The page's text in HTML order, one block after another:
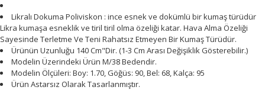
Likralı Dokuma Poliviskon : ince esnek ve dokümlü bir kumaş türüdür
Likra kumaşa esneklik ve tiril tiril olma özeliği katar. Hava Alma Özeliği
Sayesinde Terletme Ve Teni Rahatsız Etmeyen Bir Kumaş Türüdür.
Ürünün Uzunluğu 140 Cm"Dir. (1-3 Cm Arası Değişiklik Gösterebilir.)
Modelin Üzerindeki Ürün M/38 Bedendir.
Modelin Ölçüleri: Boy: 1.70, Göğüs: 90, Bel: 68, Kalça: 95
Ürün Astarsız Olarak Tasarlanmıştır.